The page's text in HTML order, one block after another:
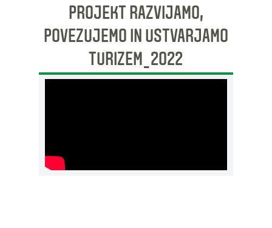
PROJEKT RAZVIJAMO,
POVEZUJEMO IN USTVARJAMO
TURIZEM_2022